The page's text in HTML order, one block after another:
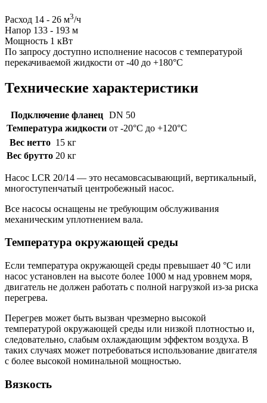
Расход 14 - 26 м3/ч
Напор 133 - 193 м
Мощность 1 кВт
По запросу доступно исполнение насосов с температурой
перекачиваемой жидкости от -40 до +180°C
Технические характеристики
Подключение фланец
DN 50
Температура жидкости от -20°C до +120°C
Вес нетто 15 кг
Вес брутто 20 кг
Насос LCR 20/14 — это несамовсасывающий, вертикальный,
многоступенчатый центробежный насос.
Все насосы оснащены не требующим обслуживания
механическим уплотнением вала.
Температура окружающей среды
Если температура окружающей среды превышает 40 °C или
насос установлен на высоте более 1000 м над уровнем моря,
двигатель не должен работать с полной нагрузкой из-за риска
перегрева.
Перегрев может быть вызван чрезмерно высокой
температурой окружающей среды или низкой плотностью и,
следовательно, слабым охлаждающим эффектом воздуха. В
таких случаях может потребоваться использование двигателя
с более высокой номинальной мощностью.
Вязкость